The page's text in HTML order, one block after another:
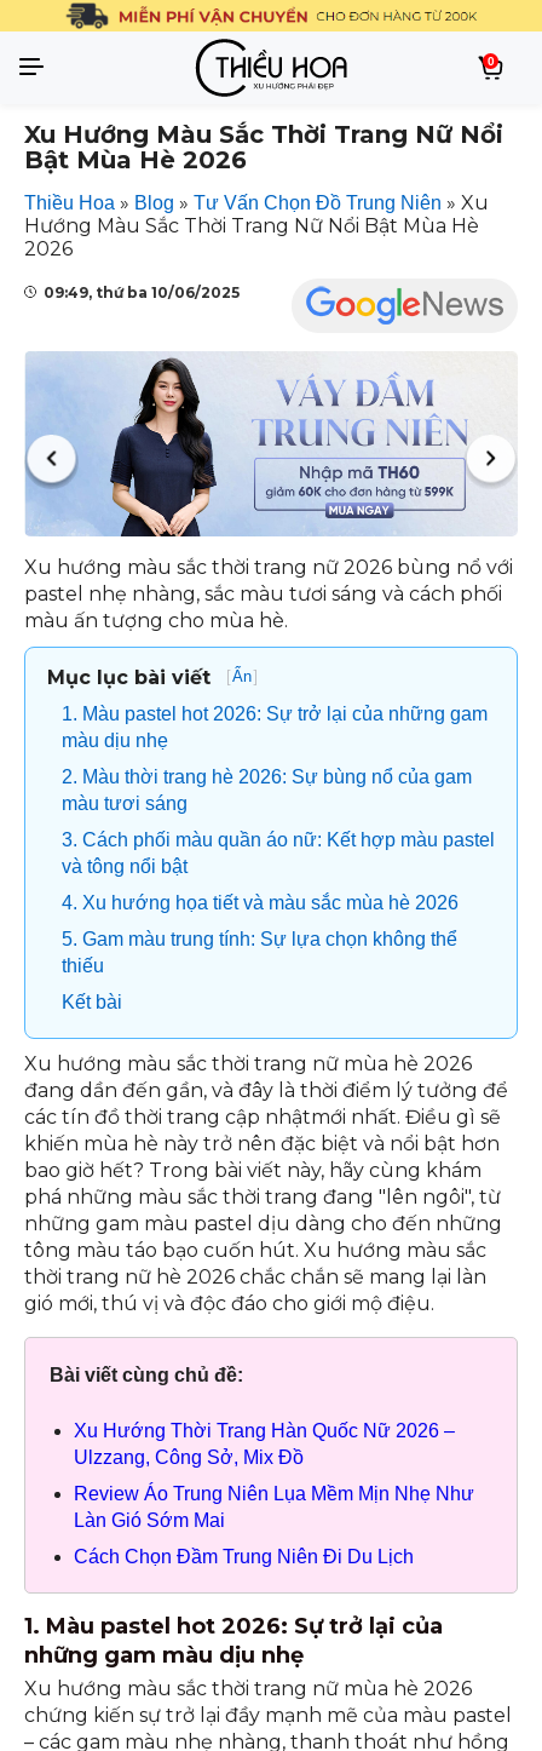
0
Xu Hướng Màu Sắc Thời Trang Nữ Nổi
Bật Mùa Hè 2026
Thiều Hoa » Blog » Tư Vấn Chọn Đồ Trung Niên » Xu
Hướng Màu Sắc Thời Trang Nữ Nổi Bật Mùa Hè
2026
09:49, thứ ba 10/06/2025
Xu hướng màu sắc thời trang nữ 2026 bùng nổ với
pastel nhẹ nhàng, sắc màu tươi sáng và cách phối
màu ấn tượng cho mùa hè.
Mục lục bài viết [Ẩn]
1. Màu pastel hot 2026: Sự trở lại của những gam
màu dịu nhẹ
2. Màu thời trang hè 2026: Sự bùng nổ của gam
màu tươi sáng
3. Cách phối màu quần áo nữ: Kết hợp màu pastel
và tông nổi bật
4. Xu hướng họa tiết và màu sắc mùa hè 2026
5. Gam màu trung tính: Sự lựa chọn không thể
thiếu
Kết bài
Xu hướng màu sắc thời trang nữ mùa hè 2026
đang dần đến gần, và đây là thời điểm lý tưởng để
các tín đồ thời trang cập nhậtmới nhất. Điều gì sẽ
khiến mùa hè này trở nên đặc biệt và nổi bật hơn
bao giờ hết? Trong bài viết này, hãy cùng khám
phá những màu sắc thời trang đang "lên ngôi", từ
những gam màu pastel dịu dàng cho đến những
tông màu táo bạo cuốn hút. Xu hướng màu sắc
thời trang nữ hè 2026 chắc chắn sẽ mang lại làn
gió mới, thú vị và độc đáo cho giới mộ điệu.
Bài viết cùng chủ đề:
Xu Hướng Thời Trang Hàn Quốc Nữ 2026 –
Ulzzang, Công Sở, Mix Đồ
Review Áo Trung Niên Lụa Mềm Mịn Nhẹ Như
Làn Gió Sớm Mai
Cách Chọn Đầm Trung Niên Đi Du Lịch
1. Màu pastel hot 2026: Sự trở lại của
những gam màu dịu nhẹ
Xu hướng màu sắc thời trang nữ mùa hè 2026
chứng kiến sự trở lại đầy mạnh mẽ của màu pastel
– các gam màu nhẹ nhàng, thanh thoát như hồng